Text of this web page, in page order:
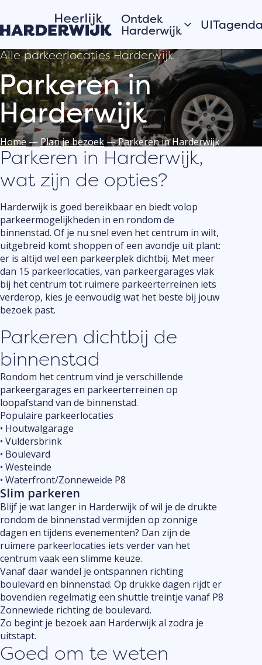
Ontdek
Harderwijk
Hanzestad
Water
Veluwe
Dorpen
Zomer in Harderwijk
Verhalen van de
stad
Hardewijkers
vertellen
Vandaag
Dit
Bekijk alles
Open
Meld jouw
de
Alle parkeerlocaties Harderwijk
in
Home — Plan je bezoek —Parkeren in Harderwijk
Parkeren in Harderwijk,
wat zijn de opties?
Harderwijk is goed bereikbaar en biedt volop
parkeermogelijkheden in en rondom de
binnenstad. Of je nu snel even het centrum in wilt,
uitgebreid komt shoppen of een avondje uit plant:
er is altijd wel een parkeerplek dichtbij. Met meer
dan 15 parkeerlocaties, van parkeergarages vlak
bij het centrum tot ruimere parkeerterreinen iets
verderop, kies je eenvoudig wat het beste bij jouw
bezoek past.
Parkeren dichtbij de
binnenstad
Rondom het centrum vind je verschillende
parkeergarages en parkeerterreinen op
loopafstand van de binnenstad.
Populaire parkeerlocaties
•⁠ ⁠Houtwalgarage
•⁠ ⁠Vuldersbrink
•⁠ ⁠Boulevard
•⁠ ⁠Westeinde
•⁠ ⁠Waterfront/Zonneweide P8
Slim parkeren
Blijf je wat langer in Harderwijk of wil je de drukte
rondom de binnenstad vermijden op zonnige
dagen en tijdens evenementen? Dan zijn de
ruimere parkeerlocaties iets verder van het
centrum vaak een slimme keuze.
Vanaf daar wandel je ontspannen richting
boulevard en binnenstad. Op drukke dagen rijdt er
bovendien regelmatig een shuttle treintje vanaf P8
Zonnewiede richting de boulevard.
Zo begint je bezoek aan Harderwijk al zodra je
uitstapt.
Goed om te weten